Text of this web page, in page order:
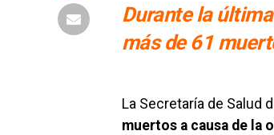
Durante la
más de 61
La Secretaría de Salud
muertos a causa de la